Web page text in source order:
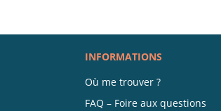
INFORMATIONS
Où me trouver ?
FAQ – Foire aux questions